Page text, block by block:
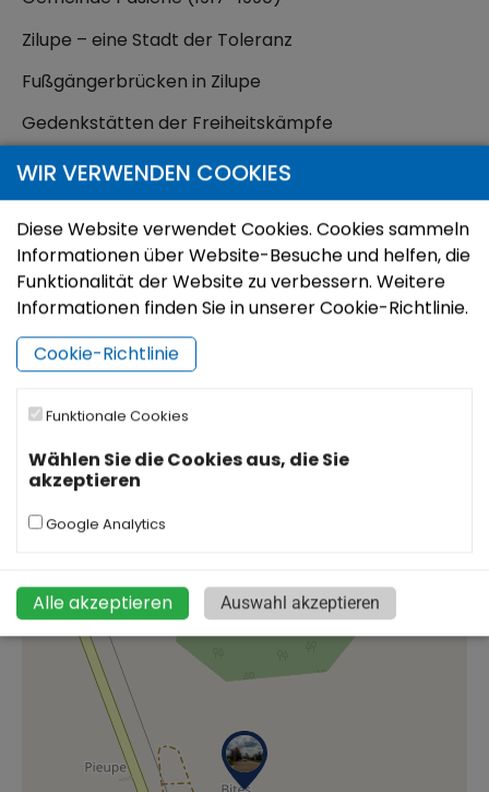
Zilupe – eine Stadt der Toleranz
Fußgängerbrücken in Zilupe
Gedenkstätten der Freiheitskämpfe
Lettische Grenzwacht in der Umgebung von Zilupe
Contacts
28656530
Standort
−
WIR VERWENDEN COOKIES
Diese Website verwendet Cookies. Cookies sammeln
Informationen über Website-Besuche und helfen, die
Funktionalität der Website zu verbessern. Weitere
Informationen finden Sie in unserer Cookie-Richtlinie.
Cookie-Richtlinie
Funktionale Cookies
Wählen Sie die Cookies aus, die Sie
akzeptieren
Google Analytics
Alle akzeptieren Auswahl akzeptieren